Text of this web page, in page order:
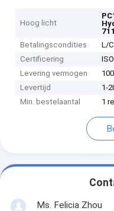
Hoog licht
Betalingscondities
L/
Certificering
ISO
Levering vermogen
Levertijd
1-
Min. bestelaantal
1
Ms. Felicia Zhou